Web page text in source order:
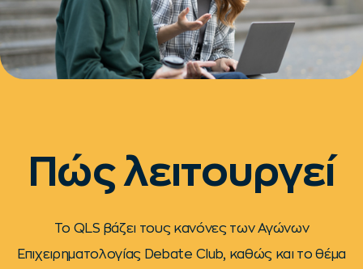
Πώς λειτουργεί
Το QLS βάζει τους κανόνες των Αγώνων
Επιχειρηματολογίας Debate Club, καθώς και το θέμα